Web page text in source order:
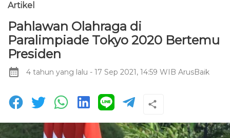
Artikel
Pahlawan Olahraga di
Paralimpiade Tokyo 2020 Bertemu
Presiden
4 tahun yang lalu - 17 Sep 2021, 14:59 WIB ArusBaik